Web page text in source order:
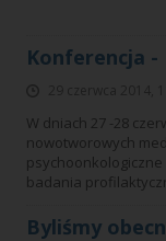
Konferencja
W dniach 27 -28
nowotworowych
badania
Byliśmy